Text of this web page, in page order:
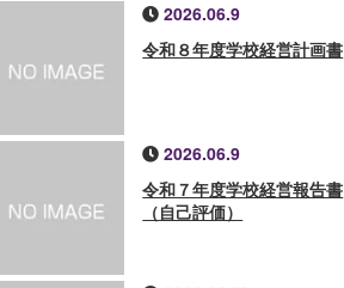
2026.06.9
令和８年度学校経営計画書
2026.06.9
令和７年度学校経営報告書
（自己評価）